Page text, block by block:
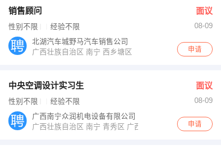
销售顾问 面议
性别不限 经验不限
08-09
北湖汽车城野马汽车销售公司
广西壮族自治区 南宁 西乡塘区
申请
中央空调设计实习生 面议
性别不限 经验不限
08-09
广西南宁众润机电设备有限公司
广西壮族自治区 南宁 青秀区 广西民族大道178号昊然风
申请